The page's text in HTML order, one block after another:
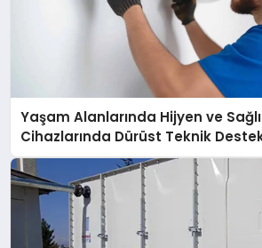
Yaşam Alanlarında Hijyen ve
Cihazlarında Dürüst Teknik